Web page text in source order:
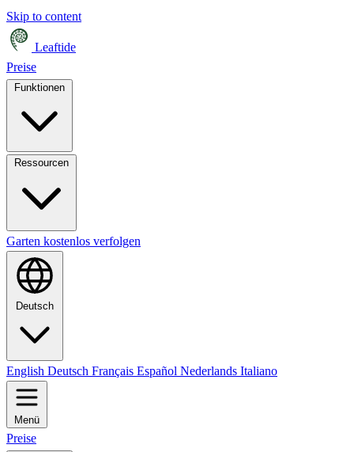
Skip to content
Leaftide
Preise
Garten kostenlos verfolgen
Deutsch
English Deutsch Français Español Nederlands Italiano
Menü
Preise